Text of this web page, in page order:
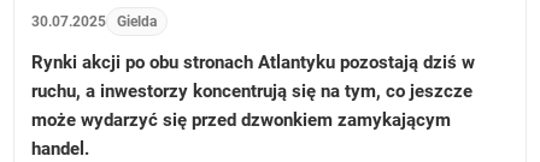
30.07.2025 Gielda
Rynki akcji po obu stronach Atlantyku pozostają dziś w
ruchu, a inwestorzy koncentrują się na tym, co jeszcze
może wydarzyć się przed dzwonkiem zamykającym
handel.